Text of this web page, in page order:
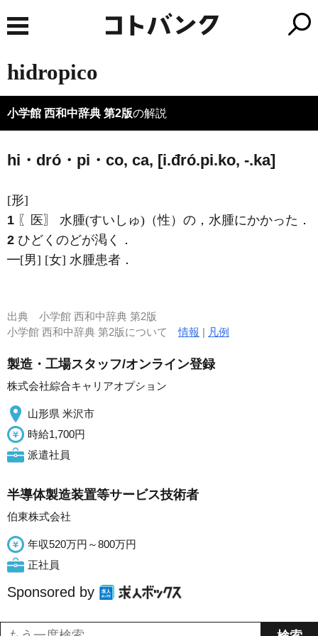
hidropico
小学館 西和中辞典 第2版の解説
hi・dró・pi・co, ca, [i.đró.pi.ko, -.ka]
[形]
1 〖医〗 水腫(すいしゅ)（性）の，水腫にかかった．
2 ひどくのどが渇く．
━[男] [女] 水腫患者．
出典 小学館 西和中辞典 第2版
小学館 西和中辞典 第2版について情報 | 凡例
製造・工場スタッフ/オンライン登録
株式会社綜合キャリアオプション
山形県 米沢市
時給1,700円
派遣社員
半導体製造装置等サービス技術者
伯東株式会社
年収520万円～800万円
正社員
Sponsored by